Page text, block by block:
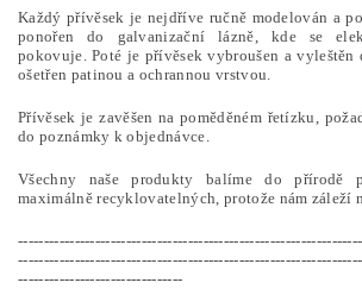
Každý přívěsek je nejdříve ručně modelován a
ponořen do galvanizační lázně, kde se
pokovuje. Poté je přívěsek vybroušen a
ošetřen patinou a ochrannou vrstvou.
Přívěsek je zavěšen na poměděném řetízku,
do poznámky k objednávce.
Všechny naše produkty balíme do přírodě
maximálně recyklovatelných, protože nám záleží
--------------------------------